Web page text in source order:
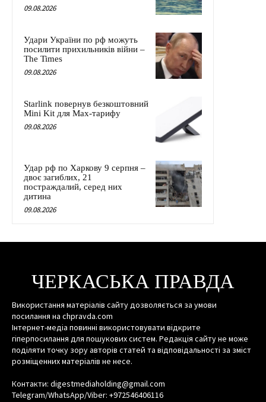
09.08.2026
Удари України по рф можуть
посилити прихильників війни –
The Times
09.08.2026
Starlink повернув безкоштовний
Mini Kit для Max-тарифу
09.08.2026
Удар рф по Харкову 9 серпня –
двоє загиблих, 21
постраждалий, серед них
дитина
09.08.2026
ЧЕРКАСЬКА ПРАВДА
Використання матеріалів сайту дозволяється за умови
посилання на chpravda.com
Інтернет-медіа повинні використовувати відкрите
гіперпосилання для пошукових систем. Редакція сайту не може
поділяти точку зору авторів статей та відповідальності за зміст
розміщенних матеріалів не несе.
Контакти: digestmediaholding@gmail.com
Telegram/WhatsApp/Viber: +972546406116